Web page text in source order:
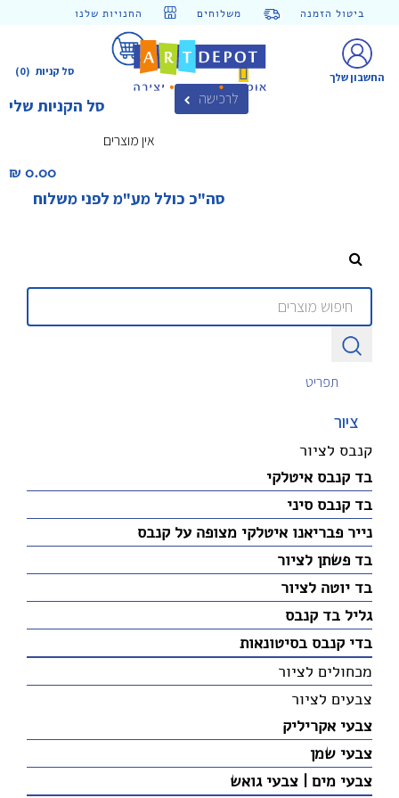
ביטול הזמנה משלוחים החנויות שלנו
(0) סל קניות
סל הקניות שלי לרכישה
אין מוצרים
0.00 ₪‎
סה"כ כולל מע"מ לפני משלוח
החשבון שלך
תפריט
ציור
קנבס לציור
בד קנבס איטלקי
בד קנבס סיני
נייר פבריאנו איטלקי מצופה על קנבס
בד פשתן לציור
בד יוטה לציור
גליל בד קנבס
בדי קנבס בסיטונאות
מכחולים לציור
צבעים לציור
צבעי אקריליק
צבעי שמן
צבעי מים | צבעי גואש